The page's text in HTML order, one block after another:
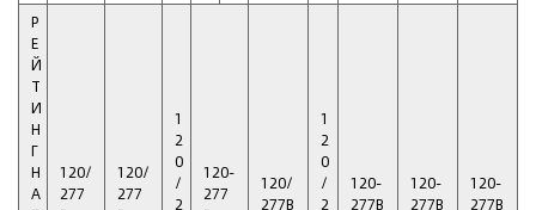
Р
Е
Й
Т
И
Н
Г
Н
А
120/
277
120/
277
1
2
0
/
2
120-
277
120/
277В
1
2
0
/
2
120-
277В
120-
277В
120-
277В